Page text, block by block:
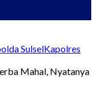
SulselKapolres
Mahal, Nyatanya